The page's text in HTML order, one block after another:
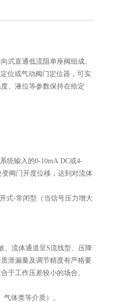
式直通低流阻单座阀组成。
位或气动阀门定位器，可实
、液位等参数保持在给定
统输入的0-10mA DC或4-
阀门开度位移，达到对流体
式-常闭型（当信号压力增大
、流体通道呈S流线型、压降
泄漏量及调节精度有严格要
于工作压差较小的场合。
体类等介质）。